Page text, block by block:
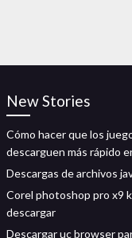
New Stories
Cómo hacer que los
descarguen más rápido
Descargas de archivos
Corel photoshop pro x9
descargar
Descargar uc browser